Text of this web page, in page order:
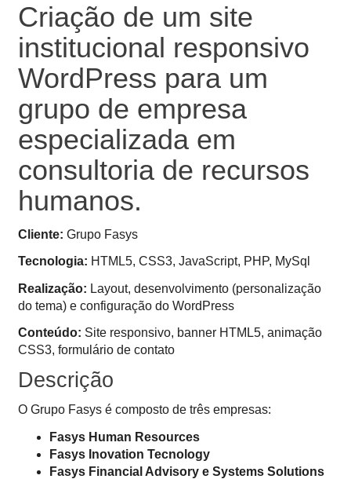
Criação de um site
institucional responsivo
WordPress para um
grupo de empresa
especializada em
consultoria de recursos
humanos.
Cliente: Grupo Fasys
Tecnologia: HTML5, CSS3, JavaScript, PHP, MySql
Realização: Layout, desenvolvimento (personalização
do tema) e configuração do WordPress
Conteúdo: Site responsivo, banner HTML5, animação
CSS3, formulário de contato
Descrição
O Grupo Fasys é composto de três empresas:
Fasys Human Resources
Fasys Inovation Tecnology
Fasys Financial Advisory e Systems Solutions